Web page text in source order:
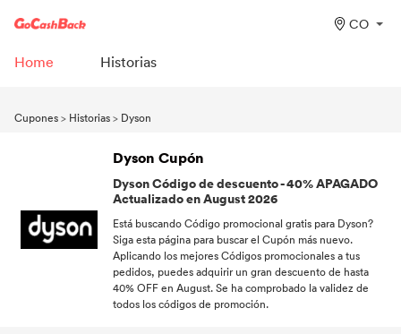
CO
Home Historias
Cupones> Historias> Dyson
Dyson Cupón
Dyson Código de descuento - 40% APAGADO
Actualizado en August 2026
Está buscando Código promocional gratis para Dyson?
Siga esta página para buscar el Cupón más nuevo.
Aplicando los mejores Códigos promocionales a tus
pedidos, puedes adquirir un gran descuento de hasta
40% OFF en August. Se ha comprobado la validez de
todos los códigos de promoción.